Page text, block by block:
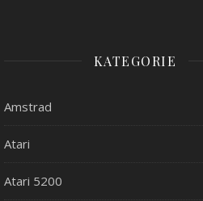
KATEGORIE
Amstrad
Atari
Atari 5200